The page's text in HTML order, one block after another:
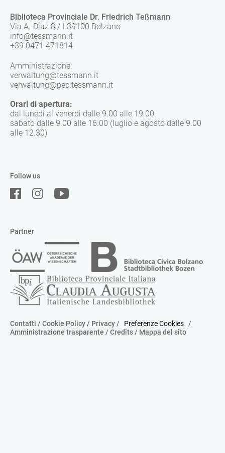
Biblioteca Provinciale Dr. Friedrich Teßmann
Via A.-Diaz 8 / I-39100 Bolzano
info@tessmann.it
+39 0471 471814
Follow us
Amministrazione:
verwaltung@tessmann.it
verwaltung@pec.tessmann.it
Orari di apertura:
dal lunedì al venerdì dalle 9.00 alle 19.00
sabato dalle 9.00 alle 16.00 (luglio e agosto dalle 9.00
alle 12.30)
Partner
Contatti / Cookie Policy/ Privacy/ Preferenze Cookies /
Amministrazione trasparente / Credits/ Mappa del sito